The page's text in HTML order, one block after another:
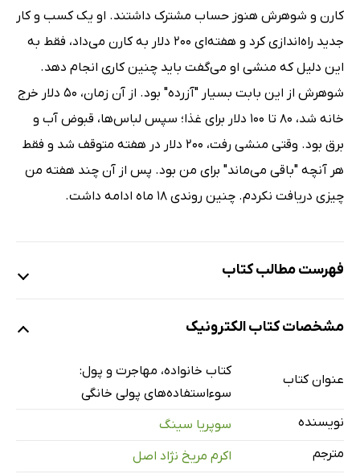
کارن و شوهرش هنوز حساب مشترک داشتند. او یک کسب و کار
جدید راه‌اندازی کرد و هفته‌ای 200 دلار به کارن می‌داد، فقط به
این دلیل که منشی او می‌گفت باید چنین کاری انجام دهد.
شوهرش از این بابت بسیار "آزرده" بود. از آن زمان، 50 دلار خرج
خانه شد، 80 تا 100 دلار برای غذا؛ سپس لباس‌ها، قبوض آب و
برق بود. وقتی منشی رفت، 200 دلار در هفته متوقف شد و فقط
هر آنچه "باقی می‌ماند" برای من بود. پس از آن چند هفته من
چیزی دریافت نکردم. چنین روندی 18 ماه ادامه داشت.
فهرست مطالب کتاب
مقدمه: سوءاستفاده اقتصادی داستان ناگفته خشونت
خانوادگی
سکوت در مورد سوءاستفاده‌های اقتصادی خانگی
کنترل اجباری در مرکز خشونت خانوادگی قرار دارد
مشخصات کتاب الکترونیک
عنوان کتاب
کتاب خانواده، مهاجرت و پول:
سوءاستفاده‌های پولی خانگی
نویسنده
سوپریا سینگ
مترجم
اکرم مریخ نژاد اصل